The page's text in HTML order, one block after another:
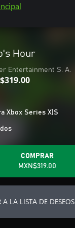
Hour
Entertainment S. A.
Xbox Series X|S
COMPRAR
MXN$319.00
A LA LISTA DE DESEOS